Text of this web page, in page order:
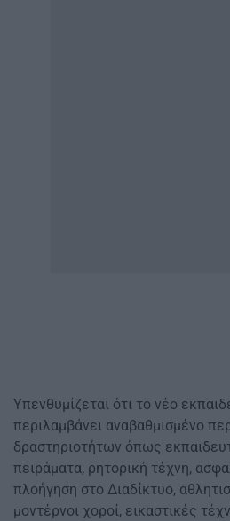
Υπενθυμίζεται ότι το νέο
περιλαμβάνει αναβαθμισμένο
δραστηριοτήτων όπως
πειράματα, ρητορική τέχνη,
πλοήγηση στο Διαδίκτυο,
μοντέρνοι χοροί, εικαστικές